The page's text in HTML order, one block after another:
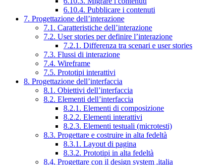
6.10.4. Pubblicare i contenuti
7. Progettazione dell’interazione
7.1. Caratteristiche dell’interazione
7.2. User stories per definire l’interazione
7.2.1. Differenza tra scenari e user stories
7.3. Flussi di interazione
7.4. Wireframe
7.5. Prototipi interattivi
8. Progettazione dell’interfaccia
8.1. Obiettivi dell’interfaccia
8.2. Elementi dell’interfaccia
8.2.1. Elementi di composizione
8.2.2. Elementi interattivi
8.2.3. Elementi testuali (microtesti)
8.3. Progettare e costruire in alta fedeltà
8.3.1. Layout di pagina
8.3.2. Prototipi in alta fedeltà
8.4. Progettare con il design system .italia